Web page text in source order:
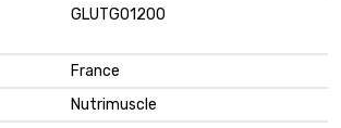
GLUTG01200
France
Nutrimuscle